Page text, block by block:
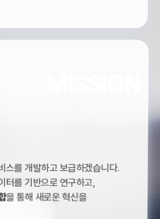
스를 개발하고 보급하겠습니다.
터를 기반으로 연구하고,
을 통해 새로운 혁신을